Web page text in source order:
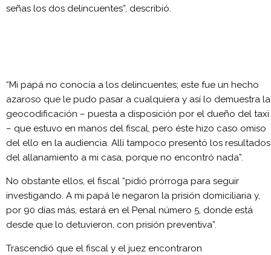
señas los dos delincuentes”, describió.
“Mi papá no conocía a los delincuentes; este fue un hecho
azaroso que le pudo pasar a cualquiera y así lo demuestra la
geocodificación – puesta a disposición por el dueño del taxi
– que estuvo en manos del fiscal, pero éste hizo caso omiso
del ello en la audiencia. Allí tampoco presentó los resultados
del allanamiento a mi casa, porque no encontró nada”.
No obstante ellos, el fiscal “pidió prórroga para seguir
investigando. A mi papá le negaron la prisión domiciliaria y,
por 90 días más, estará en el Penal número 5, donde está
desde que lo detuvieron, con prisión preventiva”.
Trascendió que el fiscal y el juez encontraron